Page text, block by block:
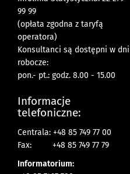
99 99
(opłata zgodna z taryfą
operatora)
Konsultanci są dostępni w dni
robocze:
pon.- pt.: godz. 8.00 - 15.00
Informacje
telefoniczne:
Centrala: +48 85 749 77 00
Fax:
+48 85 749 77 79
Informatorium: